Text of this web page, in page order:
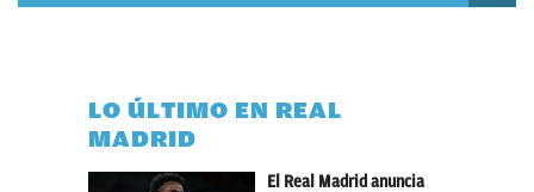
LO ÚLTIMO EN REAL
MADRID
El Real Madrid anuncia